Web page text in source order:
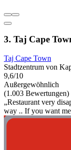
3. Taj Cape
Taj Cape Town
Stadtzentrum von
9,6/10
Außergewöhnlich
(1.003 Bewertungen)
„Restaurant very
way .. If you want